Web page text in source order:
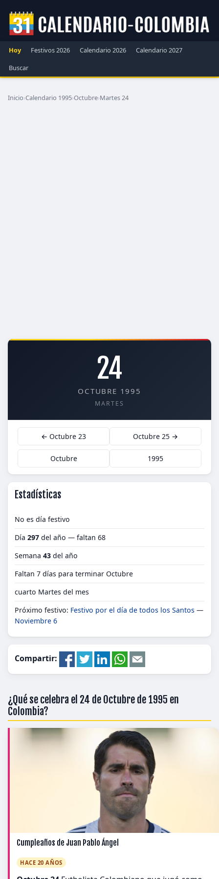
Hoy Festivos 2026 Calendario 2026
Calendario 2027
Buscar
Inicio›Calendario 1995›Octubre›Martes 24
24
OCTUBRE 1995
MARTES
← Octubre 23 Octubre 25 →
Octubre 1995
Estadísticas
No es día festivo
Día 297 del año — faltan 68
Semana 43 del año
Faltan 7 días para terminar Octubre
cuarto Martes del mes
Próximo festivo: Festivo por el día de todos los Santos —
Noviembre 6
Compartir:
¿Qué se celebra el 24 de Octubre de 1995 en
Colombia?
Cumpleaños de Juan Pablo Ángel
HACE 20 AÑOS